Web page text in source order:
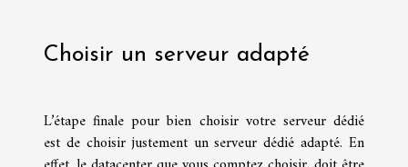
Choisir un serveur adapté
L’étape finale pour bien choisir votre serveur dédié
est de choisir justement un serveur dédié adapté. En